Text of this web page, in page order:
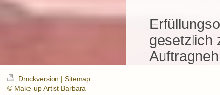
gesetzlich
Druckversion | Sitemap
© Make-up Artist Barbara